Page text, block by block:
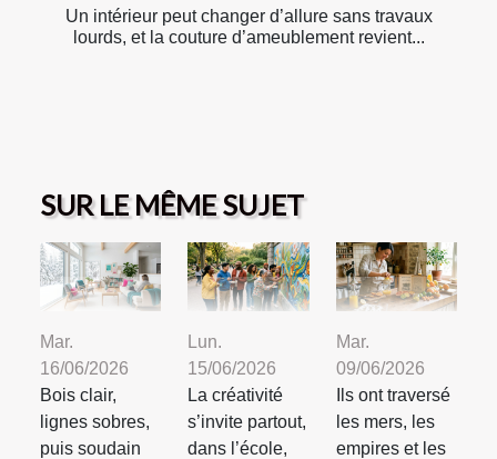
Un intérieur peut changer d’allure sans travaux
lourds, et la couture d’ameublement revient...
SUR LE MÊME SUJET
Mar.
16/06/2026
Bois clair,
lignes sobres,
puis soudain
Lun.
15/06/2026
La créativité
s’invite partout,
dans l’école,
Mar.
09/06/2026
Ils ont traversé
les mers, les
empires et les